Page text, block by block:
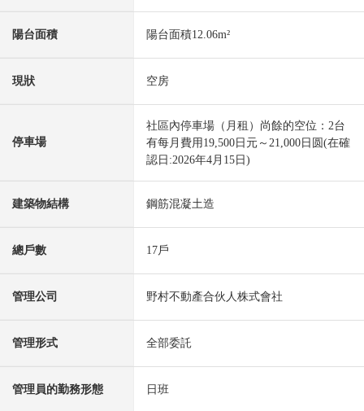
陽台面積 陽台面積12.06m²
現狀 空房
停車場
社區內停車場（月租）尚餘的空位：2台
有每月費用19,500日元～21,000日圆(在確
認日:2026年4月15日)
建築物結構 鋼筋混凝土造
總戶數 17戶
管理公司 野村不動產合伙人株式會社
管理形式 全部委託
管理員的勤務形態 日班